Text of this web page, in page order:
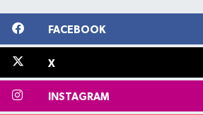
FACEBOOK
X
INSTAGRAM